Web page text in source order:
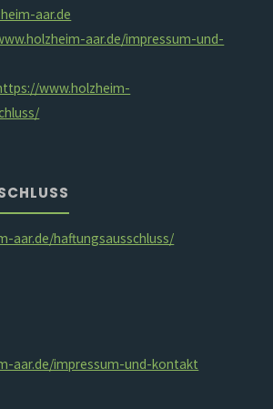
aar.de
aar.de/impressum-und-
www.holzheim-
aar.de/haftungsausschluss/
aar.de/impressum-und-kontakt